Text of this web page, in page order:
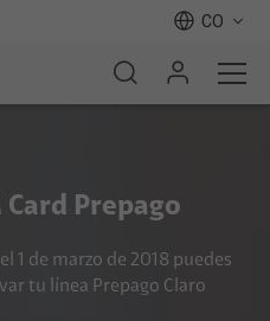
CO
Prepago
1 de marzo de 2018 puedes
tu línea Prepago Claro